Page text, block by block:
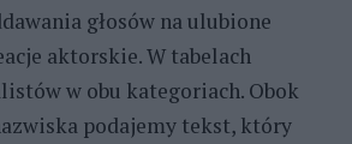
głosów na ulubione
aktorskie. W tabelach
w obu kategoriach. Obok
podajemy tekst, który